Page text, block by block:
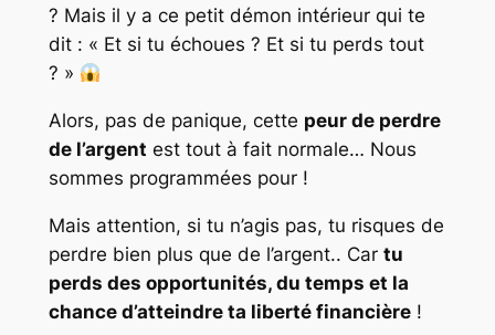
? Mais il y a ce petit démon intérieur qui te
dit : « Et si tu échoues ? Et si tu perds tout
? »
Alors, pas de panique, cette peur de perdre
de l’argent est tout à fait normale… Nous
sommes programmées pour !
Mais attention, si tu n’agis pas, tu risques de
perdre bien plus que de l’argent.. Car tu
perds des opportunités, du temps et la
chance d’atteindre ta liberté financière!